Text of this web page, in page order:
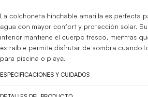
La colchoneta hinchable amarilla es perfecta
agua con mayor confort y protección solar.
interior mantiene el cuerpo fresco, mientras
extraíble permite disfrutar de sombra cuando
para piscina o playa.
ESPECIFICACIONES Y CUIDADOS